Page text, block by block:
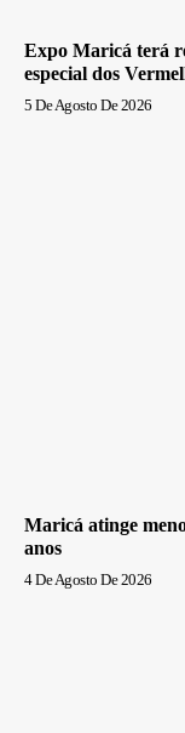
Expo Maricá terá
especial dos
5 De Agosto De 2026
Maricá atinge
anos
4 De Agosto De 2026